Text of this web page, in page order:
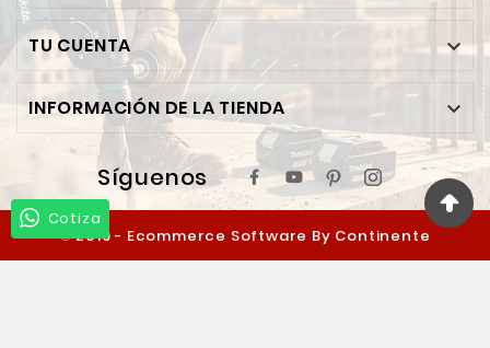
TU CUENTA 
INFORMACIÓN DE LA TIENDA 
Síguenos
© 2019 - Ecommerce Software By Continente
Ferretero™
Cotiza